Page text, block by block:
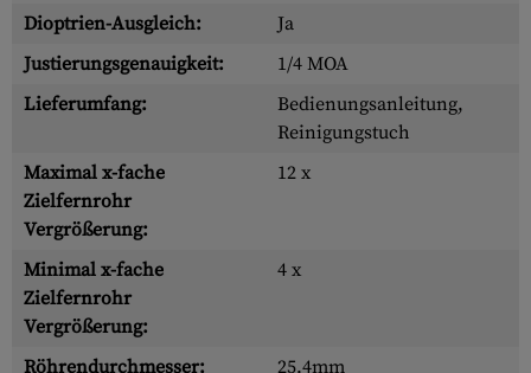
Dioptrien-Ausgleich:
Ja
Justierungsgenauigkeit:
1/4 MOA
Lieferumfang:
Bedienungsanleitung,
Reinigungstuch
Maximal x-fache
Zielfernrohr
Vergrößerung:
12 x
Minimal x-fache
Zielfernrohr
Vergrößerung:
4 x
Röhrendurchmesser: 25.4mm